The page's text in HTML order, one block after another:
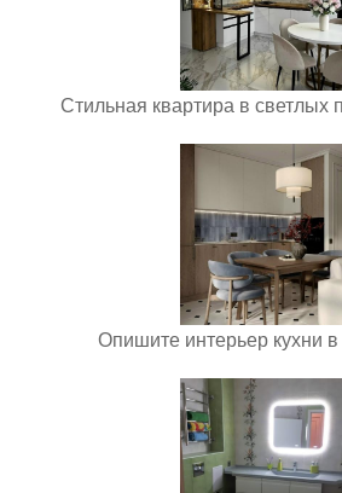
Стильная квартира в светлых
Опишите интерьер кухни